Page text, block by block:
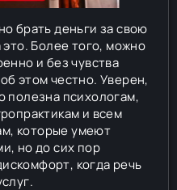
брать деньги за свою
это. Более того, можно
и без чувства
этом честно. Уверен,
полезна психологам,
и всем
которые умеют
но до сих пор
когда речь